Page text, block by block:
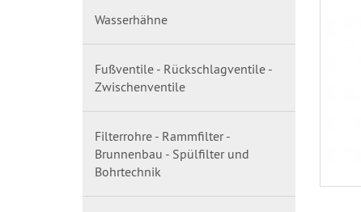
Wasserhähne
Fußventile - Rückschlagventile -
Zwischenventile
Filterrohre - Rammfilter -
Brunnenbau - Spülfilter und
Bohrtechnik